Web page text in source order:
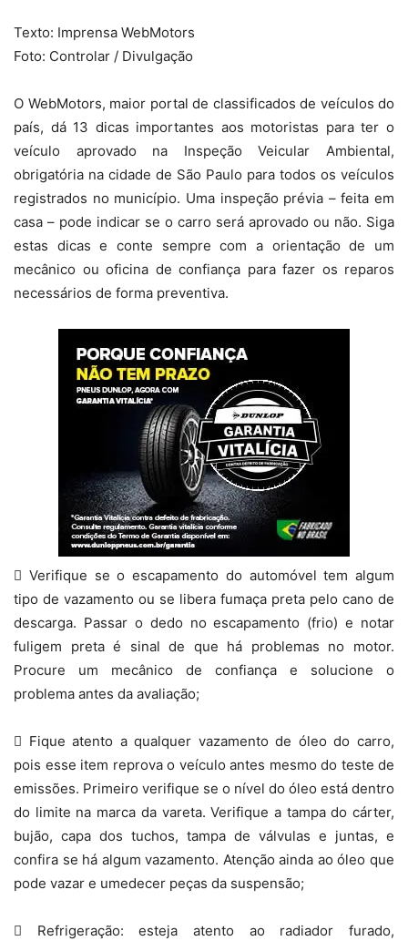
Texto: Imprensa WebMotors
Foto: Controlar / Divulgação
O WebMotors, maior portal de classificados de veículos do
país, dá 13 dicas importantes aos motoristas para ter o
veículo aprovado na Inspeção Veicular Ambiental,
obrigatória na cidade de São Paulo para todos os veículos
registrados no município. Uma inspeção prévia – feita em
casa – pode indicar se o carro será aprovado ou não. Siga
estas dicas e conte sempre com a orientação de um
mecânico ou oficina de confiança para fazer os reparos
necessários de forma preventiva.
 Verifique se o escapamento do automóvel tem algum
tipo de vazamento ou se libera fumaça preta pelo cano de
descarga. Passar o dedo no escapamento (frio) e notar
fuligem preta é sinal de que há problemas no motor.
Procure um mecânico de confiança e solucione o
problema antes da avaliação;
 Fique atento a qualquer vazamento de óleo do carro,
pois esse item reprova o veículo antes mesmo do teste de
emissões. Primeiro verifique se o nível do óleo está dentro
do limite na marca da vareta. Verifique a tampa do cárter,
bujão, capa dos tuchos, tampa de válvulas e juntas, e
confira se há algum vazamento. Atenção ainda ao óleo que
pode vazar e umedecer peças da suspensão;
 Refrigeração: esteja atento ao radiador furado,